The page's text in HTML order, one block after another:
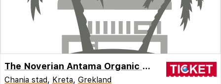
The Noverian Antama Organic Beach Resort Chania with Outdoor Heated Pool
Chania stad, Kreta, Grekland